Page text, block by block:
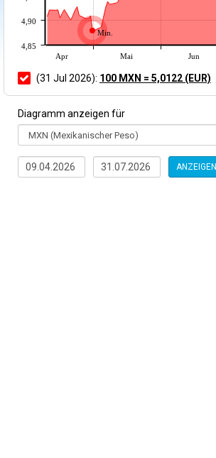
Min.
Apr Mai Jun
4,85
4,90
(31 Jul 2026): 100 MXN = 5,0122 (EUR)
Diagramm anzeigen für
ANZEIGEN